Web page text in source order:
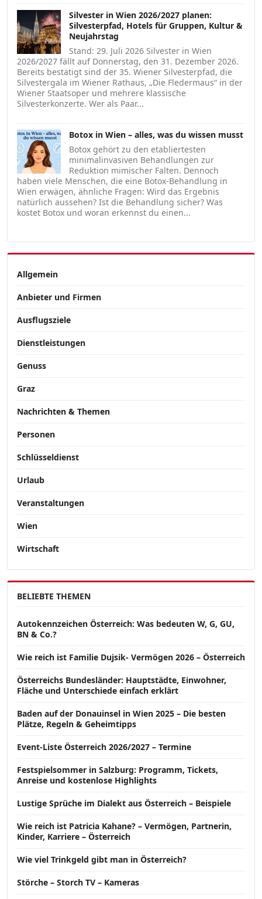
Silvester in Wien 2026/2027 planen:
Silvesterpfad, Hotels für Gruppen, Kultur &
Neujahrstag
Stand: 29. Juli 2026 Silvester in Wien
2026/2027 fällt auf Donnerstag, den 31. Dezember 2026.
Bereits bestätigt sind der 35. Wiener Silvesterpfad, die
Silvestergala im Wiener Rathaus, „Die Fledermaus“ in der
Wiener Staatsoper und mehrere klassische
Silvesterkonzerte. Wer als Paar...
Botox in Wien – alles, was du wissen musst
Botox gehört zu den etabliertesten
minimalinvasiven Behandlungen zur
Reduktion mimischer Falten. Dennoch
haben viele Menschen, die eine Botox-Behandlung in
Wien erwägen, ähnliche Fragen: Wird das Ergebnis
natürlich aussehen? Ist die Behandlung sicher? Was
kostet Botox und woran erkennst du einen...
Allgemein
Anbieter und Firmen
Ausflugsziele
Dienstleistungen
Genuss
Graz
Nachrichten & Themen
Personen
Schlüsseldienst
Urlaub
Veranstaltungen
Wien
Wirtschaft
BELIEBTE THEMEN
Autokennzeichen Österreich: Was bedeuten W, G, GU,
BN & Co.?
Wie reich ist Familie Dujsik- Vermögen 2026 – Österreich
Österreichs Bundesländer: Hauptstädte, Einwohner,
Fläche und Unterschiede einfach erklärt
Baden auf der Donauinsel in Wien 2025 – Die besten
Plätze, Regeln & Geheimtipps
Event-Liste Österreich 2026/2027 – Termine
Festspielsommer in Salzburg: Programm, Tickets,
Anreise und kostenlose Highlights
Lustige Sprüche im Dialekt aus Österreich – Beispiele
Wie reich ist Patricia Kahane? – Vermögen, Partnerin,
Kinder, Karriere – Österreich
Wie viel Trinkgeld gibt man in Österreich?
Störche – Storch TV – Kameras